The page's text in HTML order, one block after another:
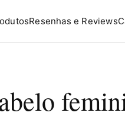
Resenhas e Reviews